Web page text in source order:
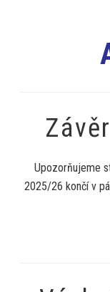
Upozorňujeme
2025/26 končí v